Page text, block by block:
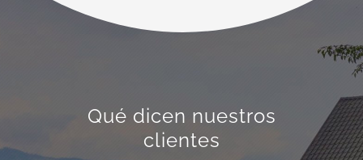
Qué dicen nuestros
clientes